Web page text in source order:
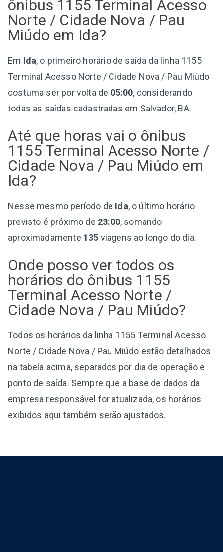
ônibus 1155 Terminal Acesso
Norte / Cidade Nova / Pau
Miúdo em Ida?
Em Ida, o primeiro horário de saída da linha 1155
Terminal Acesso Norte / Cidade Nova / Pau Miúdo
costuma ser por volta de 05:00, considerando
todas as saídas cadastradas em Salvador, BA.
Até que horas vai o ônibus
1155 Terminal Acesso Norte /
Cidade Nova / Pau Miúdo em
Ida?
Nesse mesmo período de Ida, o último horário
previsto é próximo de 23:00, somando
aproximadamente 135 viagens ao longo do dia.
Onde posso ver todos os
horários do ônibus 1155
Terminal Acesso Norte /
Cidade Nova / Pau Miúdo?
Todos os horários da linha 1155 Terminal Acesso
Norte / Cidade Nova / Pau Miúdo estão detalhados
na tabela acima, separados por dia de operação e
ponto de saída. Sempre que a base de dados da
empresa responsável for atualizada, os horários
exibidos aqui também serão ajustados.